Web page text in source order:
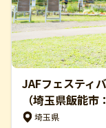
JAFフェスティ
（埼玉県飯能市
埼玉県